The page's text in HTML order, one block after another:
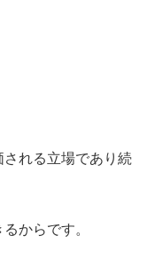
れる立場であり続
からです。